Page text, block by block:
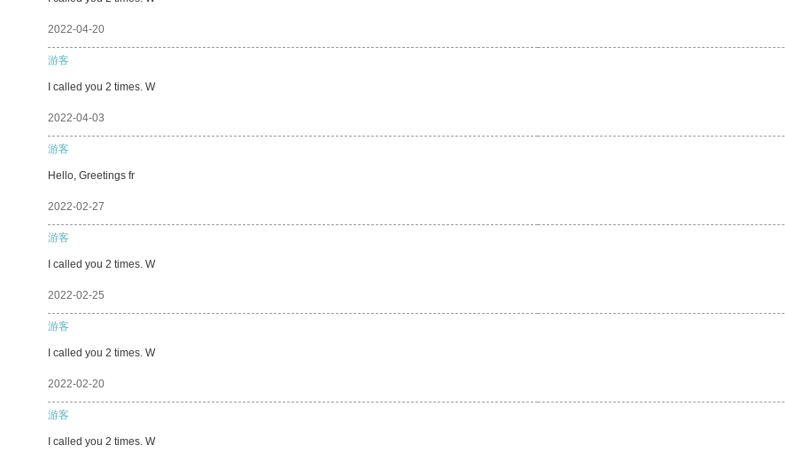
2022-04-20
游客
I called you 2 times. W
2022-04-03
游客
Hello, Greetings fr
2022-02-27
游客
I called you 2 times. W
2022-02-25
游客
I called you 2 times. W
2022-02-20
游客
I called you 2 times. W